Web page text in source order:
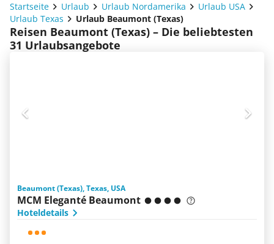
Startseite Urlaub Urlaub Nordamerika
Urlaub USA
Urlaub Texas
Urlaub Beaumont (Texas)
Reisen Beaumont (Texas) – Die beliebtesten
31 Urlaubsangebote
Beaumont (Texas), Texas, USA
MCM Eleganté Beaumont
Hoteldetails